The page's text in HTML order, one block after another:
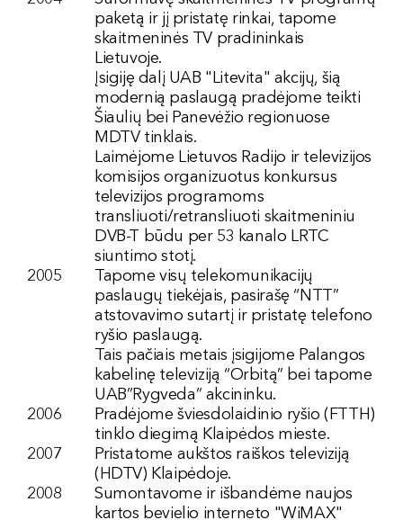
paketą ir jį pristatę rinkai, tapome
skaitmeninės TV pradininkais
Lietuvoje.
Įsigiję dalį UAB "Litevita" akcijų, šią
modernią paslaugą pradėjome teikti
Šiaulių bei Panevėžio regionuose
MDTV tinklais.
Laimėjome Lietuvos Radijo ir televizijos
komisijos organizuotus konkursus
televizijos programoms
transliuoti/retransliuoti skaitmeniniu
DVB-T būdu per 53 kanalo LRTC
siuntimo stotį.
2005
Tapome visų telekomunikacijų
paslaugų tiekėjais, pasirašę “NTT”
atstovavimo sutartį ir pristatę telefono
ryšio paslaugą.
Tais pačiais metais įsigijome Palangos
kabelinę televiziją “Orbitą” bei tapome
UAB”Rygveda” akcininku.
2006
Pradėjome šviesdolaidinio ryšio (FTTH)
tinklo diegimą Klaipėdos mieste.
2007
Pristatome aukštos raiškos televiziją
(HDTV) Klaipėdoje.
2008
Sumontavome ir išbandėme naujos
kartos bevielio interneto "WiMAX"